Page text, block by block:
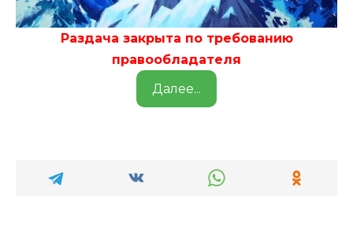
Раздача закрыта по требованию
правообладателя
Далее...